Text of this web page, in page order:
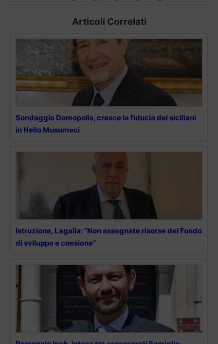
Articoli Correlati
Sondaggio Demopolis, cresce la fiducia dei siciliani
in Nello Musumeci
Istruzione, Lagalla: “Non assegnate risorse del Fondo
di sviluppo e coesione”